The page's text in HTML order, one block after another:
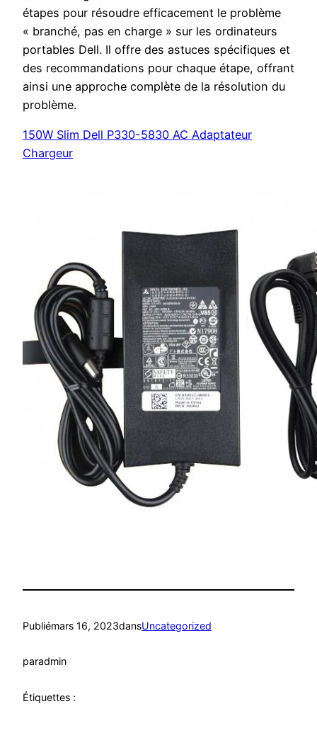
étapes pour résoudre efficacement le problème
« branché, pas en charge » sur les ordinateurs
portables Dell. Il offre des astuces spécifiques et
des recommandations pour chaque étape, offrant
ainsi une approche complète de la résolution du
problème.
150W Slim Dell P330-5830 AC Adaptateur
Chargeur
Publiémars 16, 2023dansUncategorized
paradmin
Étiquettes :